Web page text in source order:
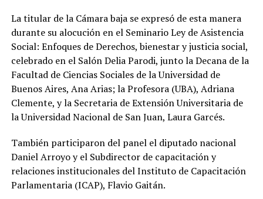
La titular de la Cámara baja se expresó de esta manera
durante su alocución en el Seminario Ley de Asistencia
Social: Enfoques de Derechos, bienestar y justicia social,
celebrado en el Salón Delia Parodi, junto la Decana de la
Facultad de Ciencias Sociales de la Universidad de
Buenos Aires, Ana Arias; la Profesora (UBA), Adriana
Clemente, y la Secretaria de Extensión Universitaria de
la Universidad Nacional de San Juan, Laura Garcés.
También participaron del panel el diputado nacional
Daniel Arroyo y el Subdirector de capacitación y
relaciones institucionales del Instituto de Capacitación
Parlamentaria (ICAP), Flavio Gaitán.